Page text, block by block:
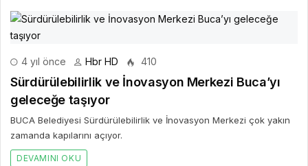
4 yıl önce Hbr HD 410
Sürdürülebilirlik ve İnovasyon Merkezi Buca’yı
geleceğe taşıyor
BUCA Belediyesi Sürdürülebilirlik ve İnovasyon Merkezi çok yakın
zamanda kapılarını açıyor.
DEVAMINI OKU